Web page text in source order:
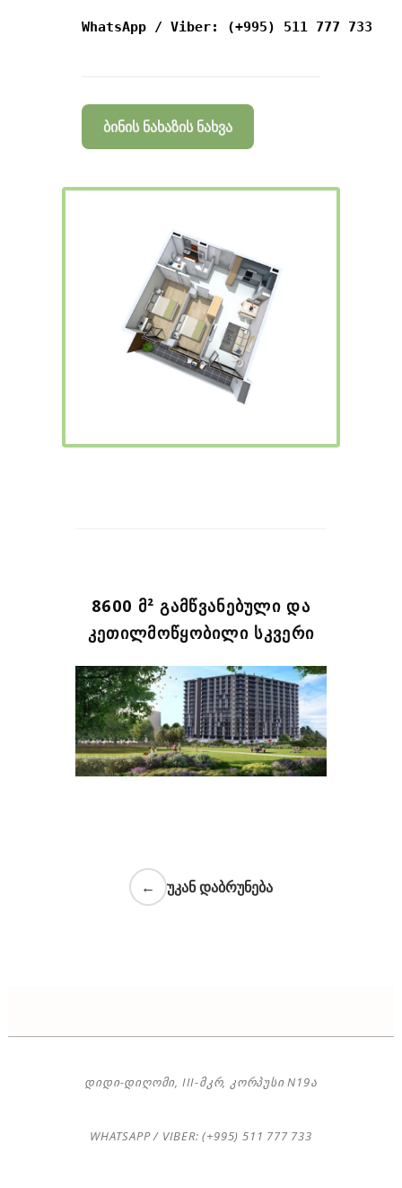
WhatsApp / Viber: (+995) 511 777 733
ბინის ნახაზის ნახვა
8600 Მ² ᲒᲐᲛᲬᲕᲐᲜᲔᲑᲣᲚᲘ ᲓᲐ
ᲙᲔᲗᲘᲚᲛᲝᲬᲧᲝᲑᲘᲚᲘ ᲡᲙᲕᲔᲠᲘ
← უკან დაბრუნება
ᲓᲘᲓᲘ-ᲓᲘᲦᲝᲛᲘ, III-ᲛᲙᲠ, ᲙᲝᲠᲞᲣᲡᲘ N19Ა
WHATSAPP / VIBER: (+995) 511 777 733